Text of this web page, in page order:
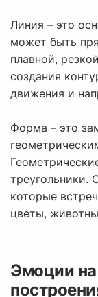
Линия – это
может быть
плавной,
создания
движения и
Форма – это
треугольники.
которые
цветы,
Эмоции